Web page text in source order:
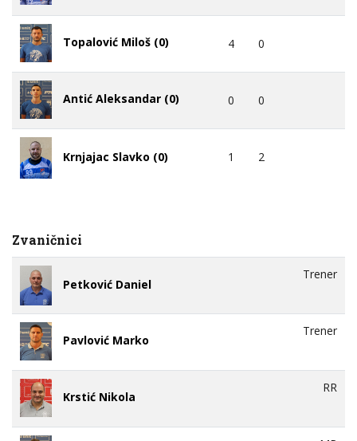
Topalović Miloš (0) 4 0
Antić Aleksandar (0) 0 0
Krnjajac Slavko (0) 1 2
Zvaničnici
Petković Daniel
Trener
Pavlović Marko
Trener
Krstić Nikola
RR